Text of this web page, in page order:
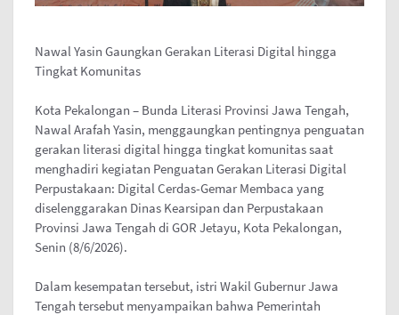
Nawal Yasin Gaungkan Gerakan Literasi Digital hingga
Tingkat Komunitas
Kota Pekalongan – Bunda Literasi Provinsi Jawa Tengah,
Nawal Arafah Yasin, menggaungkan pentingnya penguatan
gerakan literasi digital hingga tingkat komunitas saat
menghadiri kegiatan Penguatan Gerakan Literasi Digital
Perpustakaan: Digital Cerdas-Gemar Membaca yang
diselenggarakan Dinas Kearsipan dan Perpustakaan
Provinsi Jawa Tengah di GOR Jetayu, Kota Pekalongan,
Senin (8/6/2026).
Dalam kesempatan tersebut, istri Wakil Gubernur Jawa
Tengah tersebut menyampaikan bahwa Pemerintah